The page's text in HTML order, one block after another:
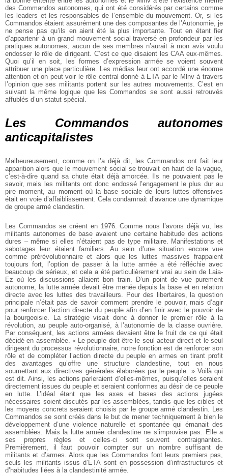
des Commandos autonomes, qui ont été considérés par certains comme
les leaders et les responsables de l’ensemble du mouvement. Or, si les
Commandos étaient assurément une des composantes de l’Autonomie, je
ne pense pas qu’ils en aient été la plus importante. Tout en étant fier
d’appartenir à un grand mouvement social traversé en profondeur par les
pratiques autonomes, aucun de ses membres n’aurait à mon avis voulu
endosser le rôle de dirigeant. C’est ce que disaient les CAA eux-mêmes.
Quoi qu’il en soit, les formes d’expression armée se voient souvent
attribuer une place particulière. Les médias leur ont accordé une énorme
attention et on peut voir le rôle central donné à ETA par le Mlnv à travers
l’opinion que ses militants portent sur les autres mouvements. C’est en
suivant la même logique que les Commandos se sont aussi retrouvés
affublés d’un statut spécial.
Les Commandos autonomes
anticapitalistes
Malheureusement, comme on l’a déjà dit, les Commandos ont fait leur
apparition alors que le mouvement social se trouvait en haut de la vague,
c’est-à-dire quand sa chute était déjà amorcée. Ils ne pouvaient pas le
savoir, mais les militants ont donc endossé l’engagement le plus dur au
pire moment, au moment où la base sociale de leurs luttes offensives
était en voie d’affaiblissement. Cela condamnait d’avance une dynamique
de groupe armé clandestin.
Les Commandos se créent en 1976. Comme nous l’avons déjà vu, les
militants autonomes de base avaient une certaine habitude des actions
dures – même si elles n’étaient pas de type militaire. Manifestations et
sabotages leur étaient familiers. Au sein d’une situation encore vue
comme prérévolutionnaire et alors que les luttes massives frappaient
toujours fort, l’option de passer à la lutte armée a été réfléchie avec
beaucoup de sérieux, et cela a été particulièrement vrai au sein de Laia-
Ez où les discussions allaient bon train. D’un point de vue purement
autonome, la lutte armée devait être menée depuis la base et en relation
directe avec les luttes des travailleurs. Pour des libertaires, la question
principale n’était pas de savoir comment prendre le pouvoir, mais d’agir
pour renforcer l’action directe du peuple afin d’en finir avec le pouvoir de
la bourgeoisie. La stratégie visait donc à donner le premier rôle à la
révolution, au peuple auto-organisé, à l’autonomie de la classe ouvrière.
Par conséquent, les actions armées devaient être le fruit de ce qui était
décidé en assemblée. « Le peuple doit être le seul acteur direct et le seul
dirigeant du processus révolutionnaire, notre fonction est de renforcer son
rôle et de compléter l’action directe du peuple en armes en tirant profit
des avantages qu’offre une structure clandestine, tout en nous
soumettant aux directives générales élaborées par le peuple. » Voilà qui
est dit. Ainsi, les actions parleraient d’elles-mêmes, puisqu’elles seraient
directement issues du peuple et seraient conformes au désir de ce peuple
en lutte. L’idéal étant que les axes et bases des actions jugées
nécessaires soient discutés par les assemblées, tandis que les cibles et
les moyens concrets seraient choisis par le groupe armé clandestin. Les
Commandos se sont créés dans le but de mener techniquement à bien le
développement d’une violence naturelle et spontanée qui émanait des
assemblées. Mais la lutte armée clandestine ne s’improvise pas. Elle a
ses propres règles et celles-ci sont souvent contraignantes.
Premièrement, il faut pouvoir compter sur un nombre suffisant de
militants et d’armes. Alors que les Commandos font leurs premiers pas,
seuls les militants issus d’ETA sont en possession d’infrastructures et
d’habitudes liées à la clandestinité armée.